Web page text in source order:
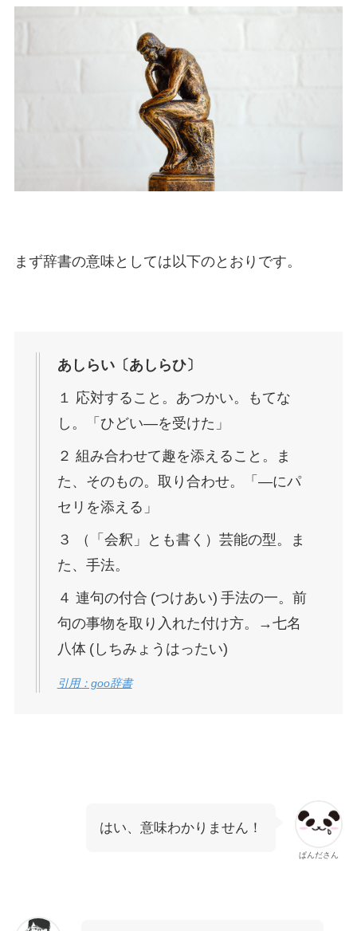
まず辞書の意味としては以下のとおりです。
あしらい〔あしらひ〕
１ 応対すること。あつかい。もてな
し。「ひどい―を受けた」
２ 組み合わせて趣を添えること。ま
た、そのもの。取り合わせ。「―にパ
セリを添える」
３ （「会釈」とも書く）芸能の型。ま
た、手法。
４ 連句の付合 (つけあい) 手法の一。前
句の事物を取り入れた付け方。→七名
八体 (しちみょうはったい)
引用：goo辞書
ぱんださん
はい、意味わかりません！